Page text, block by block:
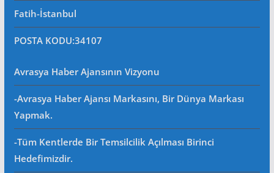
Fatih-İstanbul
POSTA KODU:34107
Avrasya Haber Ajansının Vizyonu
-Avrasya Haber Ajansı Markasını, Bir Dünya Markası
Yapmak.
-Tüm Kentlerde Bir Temsilcilik Açılması Birinci
Hedefimizdir.